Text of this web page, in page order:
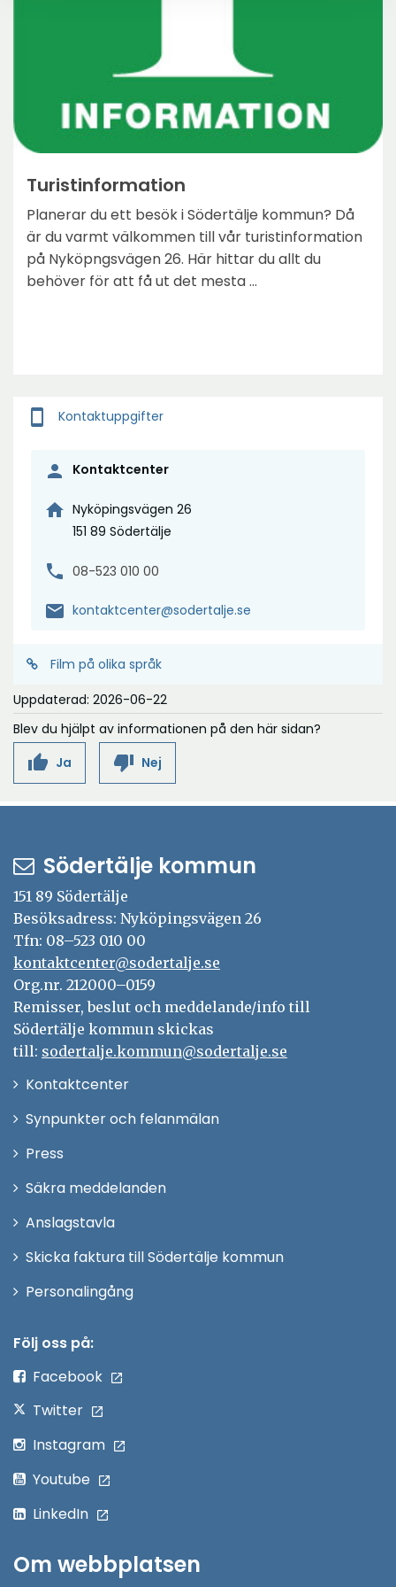
Turistinformation
Planerar du ett besök i Södertälje kommun? Då
är du varmt välkommen till vår turistinformation
på Nyköpngsvägen 26. Här hittar du allt du
behöver för att få ut det mesta ...
smartphone Kontaktuppgifter
person Kontaktcenter
home Nyköpingsvägen 26
151 89 Södertälje
phone 08-523 010 00
mail kontaktcenter@sodertalje.se
Film på olika språk
Uppdaterad: 2026-06-22
Blev du hjälpt av informationen på den här sidan?
thumb_up Ja thumb_down Nej
Södertälje kommun
151 89 Södertälje
Besöksadress: Nyköpingsvägen 26
Tfn: 08–523 010 00
kontaktcenter@sodertalje.se
Org.nr. 212000–0159
Remisser, beslut och meddelande/info till
Södertälje kommun skickas
till: sodertalje.kommun@sodertalje.se
KontaktcenterÖppna
Synpunkter och felanmälan
Press
fönster
Säkra meddelanden
Anslagstavla
Skicka faktura till Södertälje kommun
PersonalingångÖppna
Följ oss på:
Facebook
Twitter
Instagram
Youtube
LinkedIn
Om webbplatsen